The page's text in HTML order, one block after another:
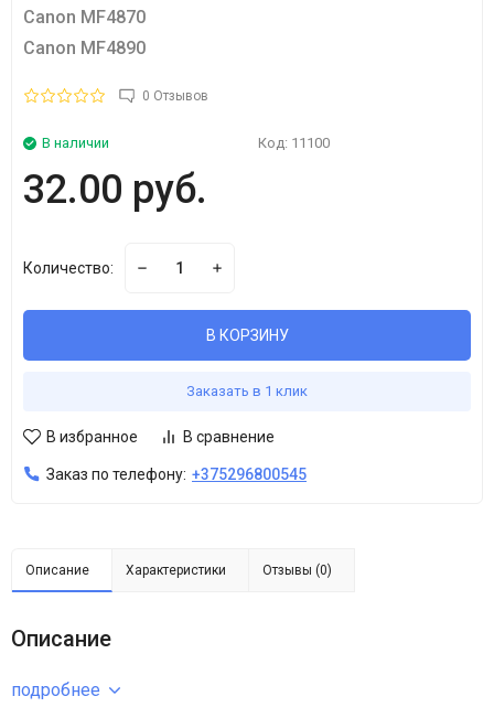
Canon MF4870
Canon MF4890
0 Отзывов
В наличии Код: 11100
32.00 руб.
Количество:
В КОРЗИНУ
Заказать в 1 клик
В избранное В сравнение
Заказ по телефону: +375296800545
Описание Характеристики Отзывы (0)
Описание
подробнее